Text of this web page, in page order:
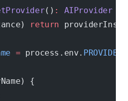
() : AIProvider
return
= process.env. PROVIDER
{